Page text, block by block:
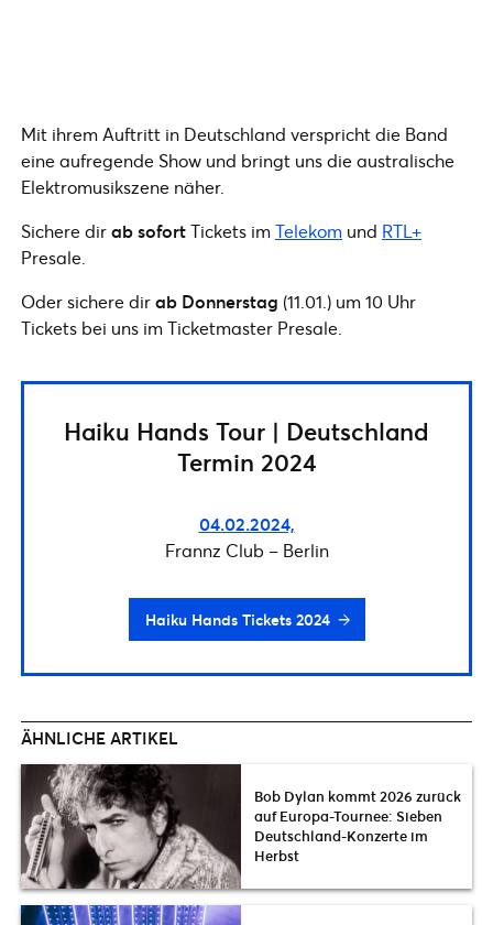
Mit ihrem Auftritt in Deutschland verspricht die Band
eine aufregende Show und bringt uns die australische
Elektromusikszene näher.
Sichere dirab sofortTickets imTelekom und RTL+
Presale.
Oder sichere dirab Donnerstag (11.01.) um 10 Uhr
Tickets bei uns im Ticketmaster Presale.
Haiku Hands Tour | Deutschland
Termin 2024
04.02.2024,
Frannz Club – Berlin
Haiku Hands Tickets 2024
ÄHNLICHE ARTIKEL
Bob Dylan kommt 2026 zurück
auf Europa-Tournee: Sieben
Deutschland-Konzerte im
Herbst